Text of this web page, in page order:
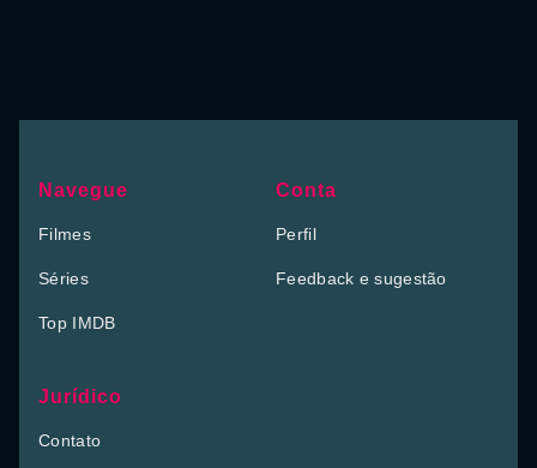
Navegue
Filmes
Séries
Top IMDB
Conta
Perfil
Feedback e sugestão
Jurídico
Contato